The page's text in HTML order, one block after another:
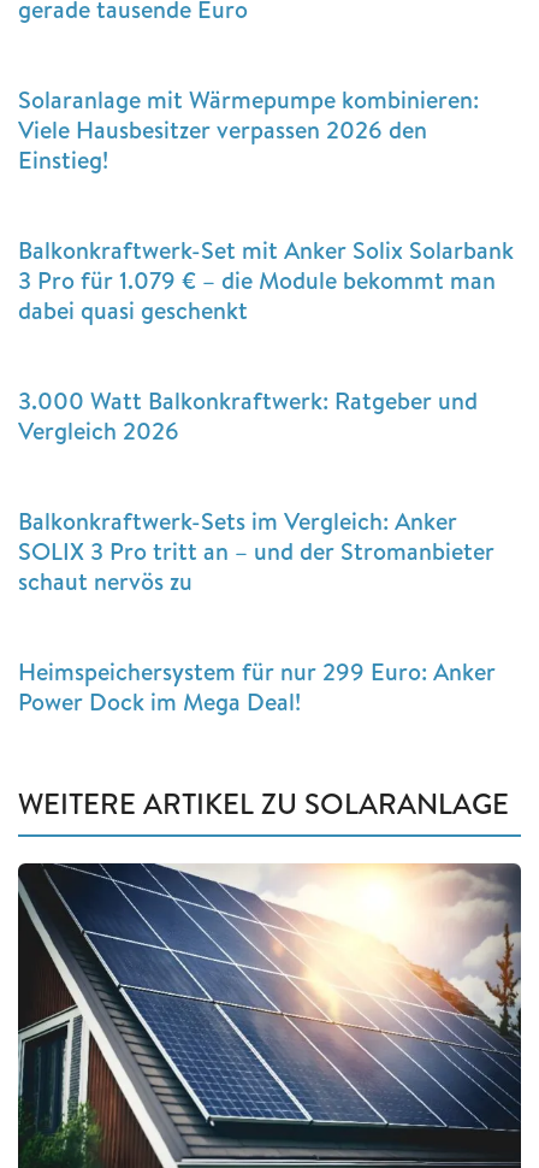
gerade tausende Euro
Solaranlage mit Wärmepumpe kombinieren:
Viele Hausbesitzer verpassen 2026 den
Einstieg!
Balkonkraftwerk-Set mit Anker Solix Solarbank
3 Pro für 1.079 € – die Module bekommt man
dabei quasi geschenkt
3.000 Watt Balkonkraftwerk: Ratgeber und
Vergleich 2026
Balkonkraftwerk-Sets im Vergleich: Anker
SOLIX 3 Pro tritt an – und der Stromanbieter
schaut nervös zu
Heimspeichersystem für nur 299 Euro: Anker
Power Dock im Mega Deal!
WEITERE ARTIKEL ZU SOLARANLAGE